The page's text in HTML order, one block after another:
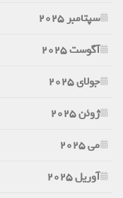
سپتامبر 2025
آگوست 2025
جولای 2025
ژوئن 2025
می 2025
آوریل 2025